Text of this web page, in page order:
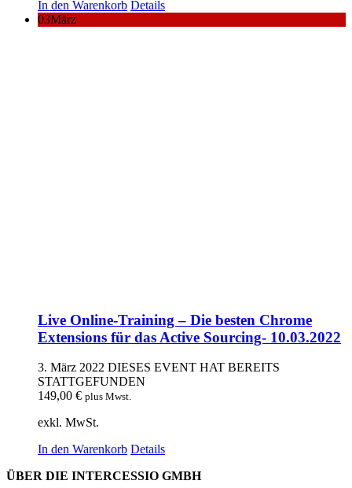
In den Warenkorb Details
03März
Live Online-Training – Die besten Chrome
Extensions für das Active Sourcing- 10.03.2022
3. März 2022 DIESES EVENT HAT BEREITS
STATTGEFUNDEN
149,00 € plus Mwst.
exkl. MwSt.
In den Warenkorb Details
ÜBER DIE INTERCESSIO GMBH